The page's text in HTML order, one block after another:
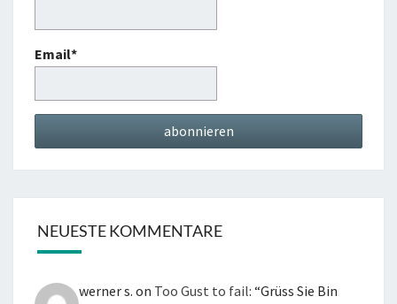
Email*
NEUESTE KOMMENTARE
werner s. on Too Gust to fail: “Grüss Sie Bin